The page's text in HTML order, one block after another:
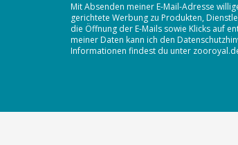
Mit Absenden meiner E-Mail-Adresse
gerichtete Werbung zu Produkten,
die Öffnung der E-Mails sowie Klicks auf
meiner Daten kann ich den
Informationen findest du unter